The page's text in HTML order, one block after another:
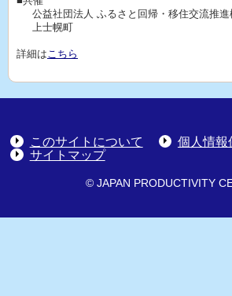
公益社団法人 ふるさと回帰・移住交流推進
上士幌町
詳細はこちら
このサイトについて
個人情報
サイトマップ
© JAPAN PRODUCTIVITY